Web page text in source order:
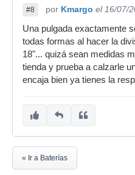
#8 por Kmargo el 16/07/
Una pulgada exactamente
todas formas al hacer la
18"... quizá sean medidas
tienda y prueba a calzarle
encaja bien ya tienes la
« Ir a Baterías